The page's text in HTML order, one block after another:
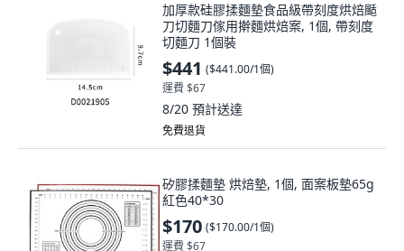
加厚款硅膠揉麵墊食品級帶刻度烘焙颳
刀切麵刀傢用擀麵烘焙案, 1個, 帶刻度
切麵刀 1個裝
$441 ($441.00/1個)
運費 $67
8/20 預計送達
免費退貨
矽膠揉麵墊 烘焙墊, 1個, 面案板墊65g
紅色40*30
$170 ($170.00/1個)
運費 $67